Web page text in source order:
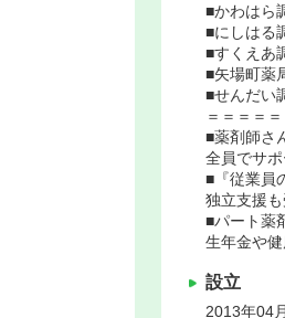
■かわはら
■にしはる
■すくえあ
■矢場町薬
■せんだい
＝＝＝＝
■薬剤師さ
全員でサポ
■『従業員
独立支援も
■パート薬
生年金や健
設立
2013年04月